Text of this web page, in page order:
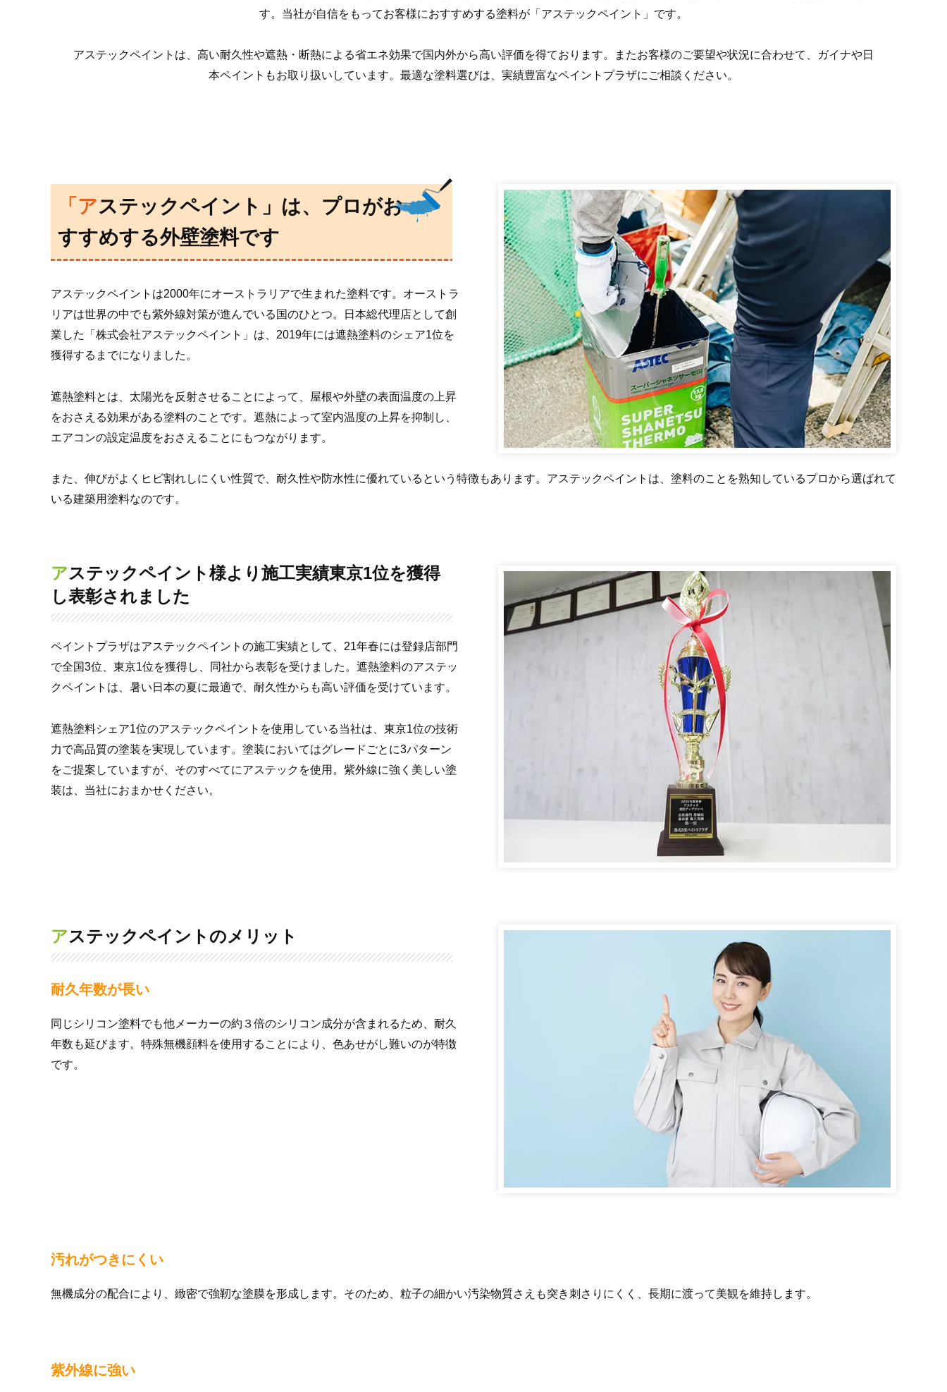
す。当社が自信をもってお客様におすすめする塗料が「アステックペイント」です。
アステックペイントは、高い耐久性や遮熱・断熱による省エネ効果で国内外から高い評価を得ております。またお客様のご要望や状況に合わせて、ガイナや日
本ペイントもお取り扱いしています。最適な塗料選びは、実績豊富なペイントプラザにご相談ください。
「アステックペイント」は、プロがお
すすめする外壁塗料です
アステックペイントは2000年にオーストラリアで生まれた塗料です。オーストラ
リアは世界の中でも紫外線対策が進んでいる国のひとつ。日本総代理店として創
業した「株式会社アステックペイント」は、2019年には遮熱塗料のシェア1位を
獲得するまでになりました。
遮熱塗料とは、太陽光を反射させることによって、屋根や外壁の表面温度の上昇
をおさえる効果がある塗料のことです。遮熱によって室内温度の上昇を抑制し、
エアコンの設定温度をおさえることにもつながります。
また、伸びがよくヒビ割れしにくい性質で、耐久性や防水性に優れているという特徴もあります。アステックペイントは、塗料のことを熟知しているプロから選ばれて
いる建築用塗料なのです。
アステックペイント様より施工実績東京1位を獲得
し表彰されました
ペイントプラザはアステックペイントの施工実績として、21年春には登録店部門
で全国3位、東京1位を獲得し、同社から表彰を受けました。遮熱塗料のアステッ
クペイントは、暑い日本の夏に最適で、耐久性からも高い評価を受けています。
遮熱塗料シェア1位のアステックペイントを使用している当社は、東京1位の技術
力で高品質の塗装を実現しています。塗装においてはグレードごとに3パターン
をご提案していますが、そのすべてにアステックを使用。紫外線に強く美しい塗
装は、当社におまかせください。
アステックペイントのメリット
耐久年数が長い
同じシリコン塗料でも他メーカーの約３倍のシリコン成分が含まれるため、耐久
年数も延びます。特殊無機顔料を使用することにより、色あせがし難いのが特徴
です。
汚れがつきにくい
無機成分の配合により、緻密で強靭な塗膜を形成します。そのため、粒子の細かい汚染物質さえも突き刺さりにくく、長期に渡って美観を維持します。
紫外線に強い